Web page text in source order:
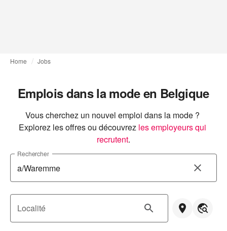
Home Jobs
Emplois dans la mode en Belgique
Vous cherchez un nouvel emploi dans la mode ?
Explorez les offres ou découvrez les employeurs qui
recrutent.
Rechercher
Localité